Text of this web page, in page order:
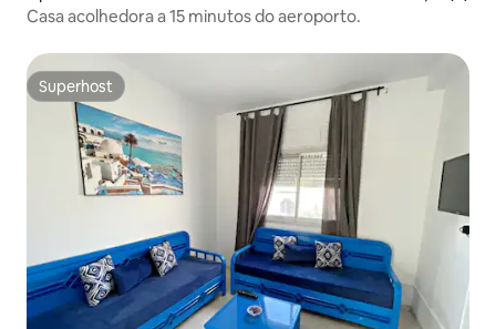
Casa acolhedora a 15 minutos do aeroporto.
Superhost
Superhost